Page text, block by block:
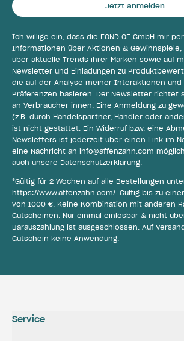
Jetzt anmelden
Ich willige ein, dass die FOND OF GmbH mir per
Informationen über Aktionen &
über aktuelle Trends ihrer Marken sowie auf
Newsletter und Einladungen zu
die auf der Analyse meiner Interaktionen und
Präferenzen basieren. Der Newsletter richtet
an Verbraucher:innen. Eine Anmeldung zu
(z.B. durch Handelspartner, Händler oder
ist nicht gestattet. Ein Widerruf bzw. eine
Newsletters ist jederzeit über einen Link im
eine Nachricht an info@affenzahn.com
auch unsere Datenschutzerklärung.
*Gültig für 2 Wochen auf alle Bestellungen
https://www.affenzahn.com/. Gültig bis zu
von 1000 €. Keine Kombination mit anderen
Gutscheinen. Nur einmal einlösbar & nicht
Barauszahlung ist ausgeschlossen. Auf
Gutschein keine Anwendung.
Service